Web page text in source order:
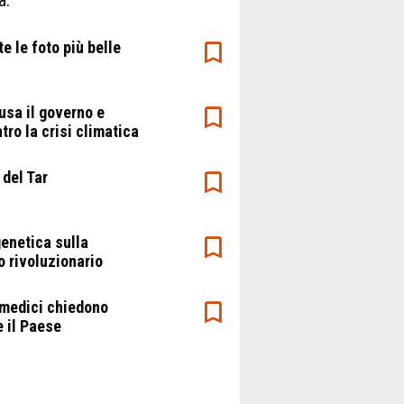
le foto più belle
il governo e
la crisi climatica
Tar
sulla
rivoluzionario
chiedono
il Paese